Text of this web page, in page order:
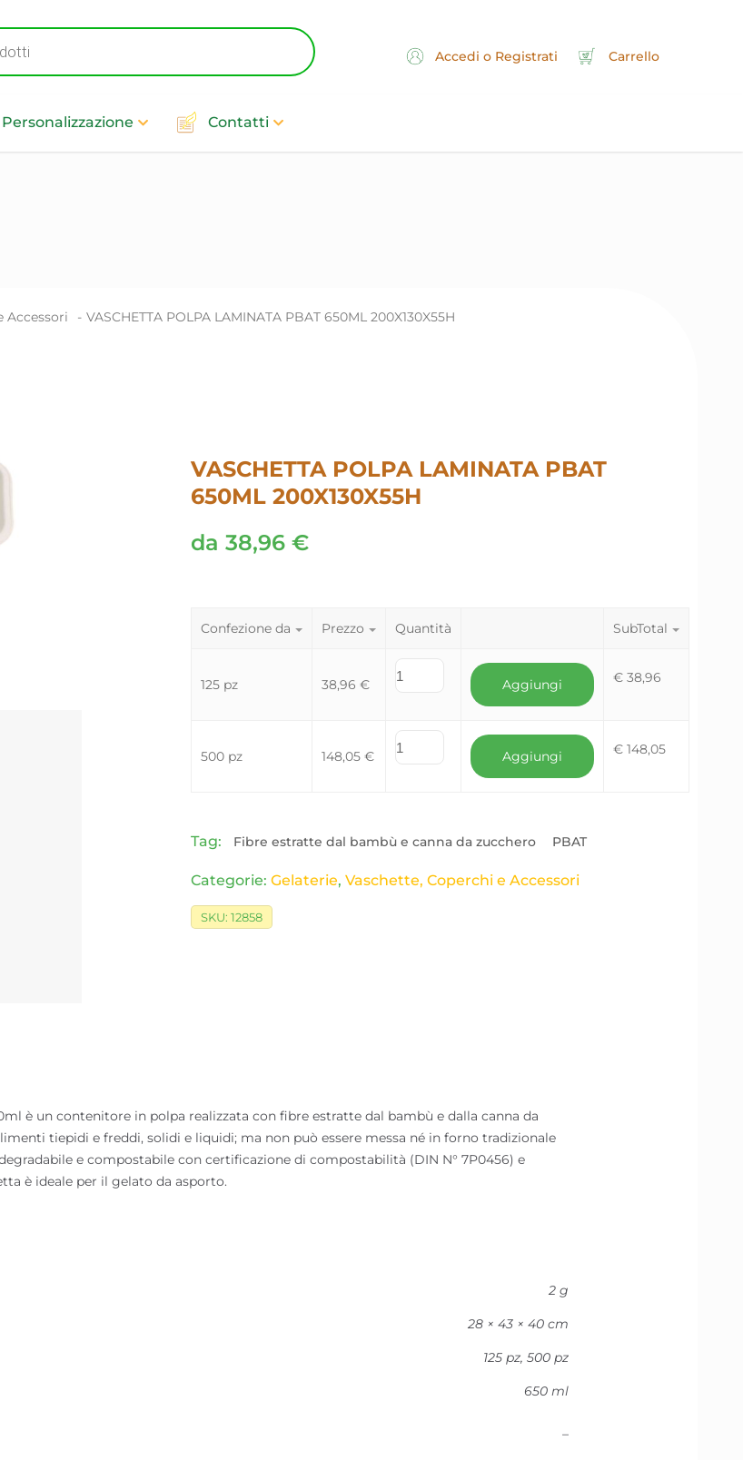
Accedi o Registrati Carrello
Personalizzazione Contatti
Accessori - VASCHETTA POLPA LAMINATA PBAT 650ML 200X130X55H
VASCHETTA POLPA LAMINATA PBAT
650ML 200X130X55H
da38,96€
Confezione da Prezzo Quantità SubTotal
125 pz 38,96€ Aggiungi €38,96
500 pz 148,05€ Aggiungi €148,05
Tag: Fibre estratte dal bambù e canna da zucchero PBAT
Categorie:Gelaterie,Vaschette, Coperchi e Accessori
SKU:12858
è un contenitore in polpa realizzata con fibre estratte dal bambù e dalla canna da
tiepidi e freddi, solidi e liquidi; ma non può essere messa né in forno tradizionale
e compostabile con certificazione di compostabilità (DIN N° 7P0456) e
è ideale per il gelato da asporto.
2 g
28 × 43 × 40 cm
125 pz, 500 pz
650 ml
–